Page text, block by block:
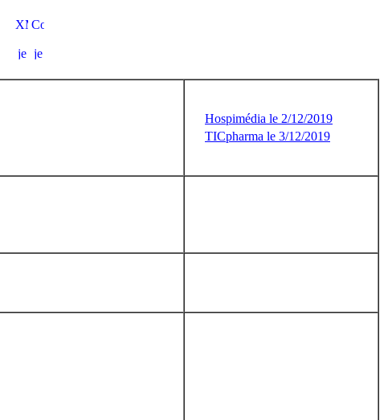
Hospimédia le 2/12/2019
TICpharma le 3/12/2019